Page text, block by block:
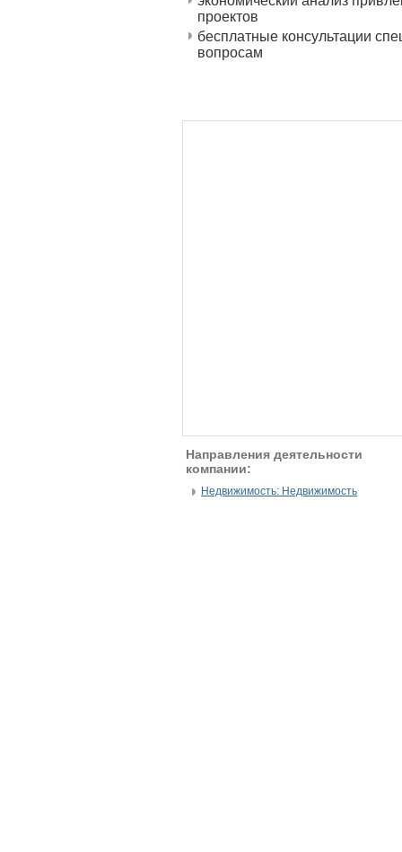
проектов
бесплатные консультации
вопросам
Направления деятельности
компании:
Недвижимость: Недвижимость